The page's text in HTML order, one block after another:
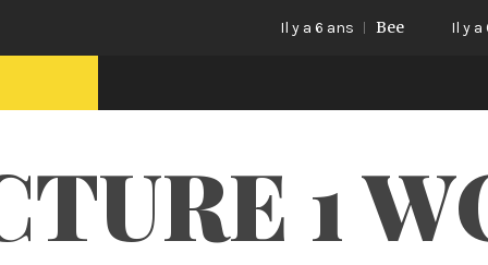
Il y a 6 ans Bee Il y a 6 ans
1